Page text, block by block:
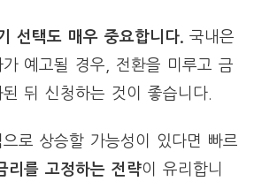
선택도 매우 중요합니다. 국내은
예고될 경우, 전환을 미루고 금
뒤 신청하는 것이 좋습니다.
로 상승할 가능성이 있다면 빠르
리를 고정하는 전략이 유리합니